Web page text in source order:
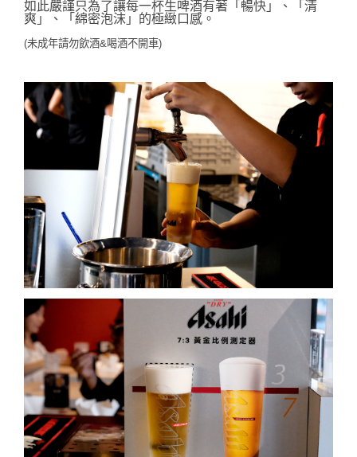
如此嚴謹只為了讓每一杯生啤酒有著「暢快」、「清
爽」、「綿密泡沫」的極緻口感。
(未成年請勿飲酒&喝酒不開車)